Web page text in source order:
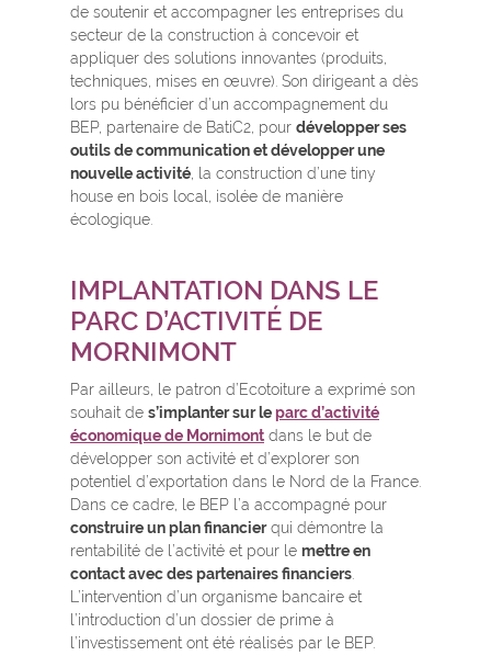
de soutenir et accompagner les entreprises du
secteur de la construction à concevoir et
appliquer des solutions innovantes (produits,
techniques, mises en œuvre). Son dirigeant a dès
lors pu bénéficier d’un accompagnement du
BEP, partenaire de BatiC2, pour développer ses
outils de communication et développer une
nouvelle activité , la construction d’une tiny
house en bois local, isolée de manière
écologique.
IMPLANTATION DANS LE
PARC D’ACTIVITÉ DE
MORNIMONT
Par ailleurs, le patron d’Ecotoiture a exprimé son
souhait de s’implanter sur leparc d’activité
économique de Mornimont dans le but de
développer son activité et d’explorer son
potentiel d’exportation dans le Nord de la France.
Dans ce cadre, le BEP l’a accompagné pour
construire un plan financierqui démontre la
rentabilité de l’activité et pour le mettre en
contact avec des partenaires financiers
L’intervention d’un organisme bancaire et
l’introduction d’un dossier de prime à
l’investissement ont été réalisés par le BEP.